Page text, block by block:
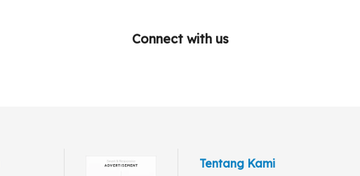
Connect with us
Tentang Kami